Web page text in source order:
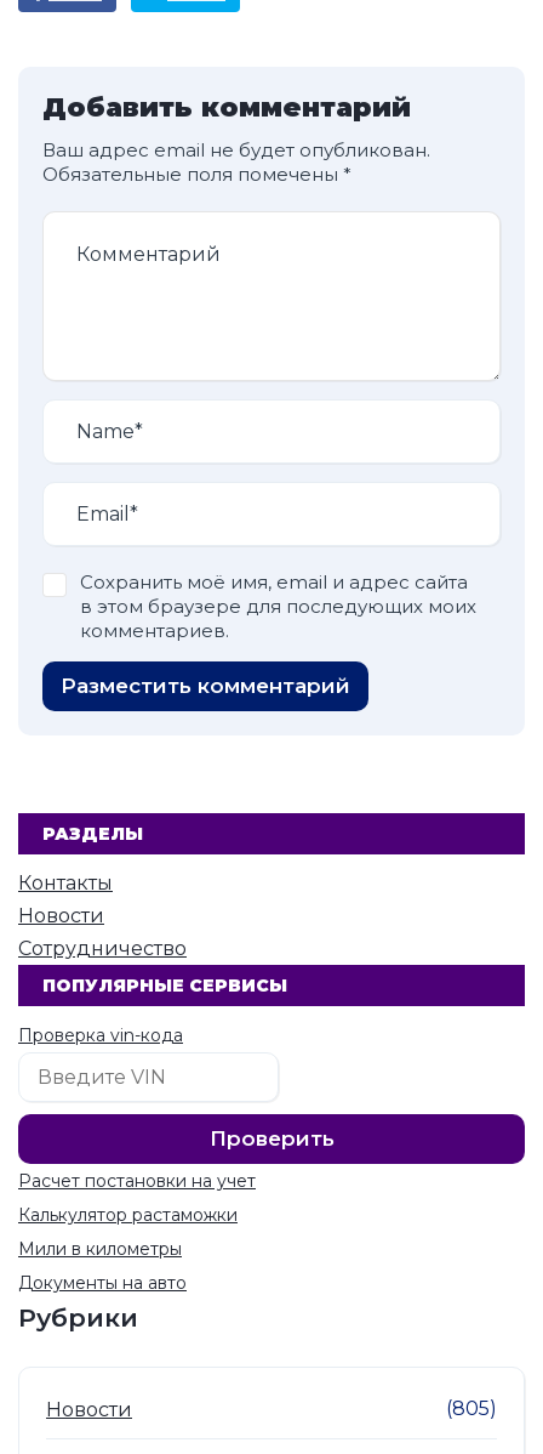
Добавить комментарий
Ваш адрес email не будет опубликован.
Обязательные поля помечены *
Сохранить моё имя, email и адрес сайта
в этом браузере для последующих моих
комментариев.
Разместить комментарий
РАЗДЕЛЫ
Контакты
Новости
Сотрудничество
ПОПУЛЯРНЫЕ СЕРВИСЫ
Проверка vin-кода
Расчет постановки на учет
Калькулятор растаможки
Мили в километры
Документы на авто
Рубрики
Новости (805)